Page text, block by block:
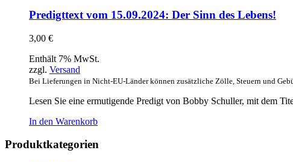
Predigttext vom 15.09.2024: Der Sinn des Lebens!
3,00 €
Enthält 7% MwSt.
zzgl. Versand
Bei Lieferungen in Nicht-EU-Länder können zusätzliche Zölle, Steuern und
Lesen Sie eine ermutigende Predigt von Bobby Schuller, mit dem
In den Warenkorb
Produktkategorien